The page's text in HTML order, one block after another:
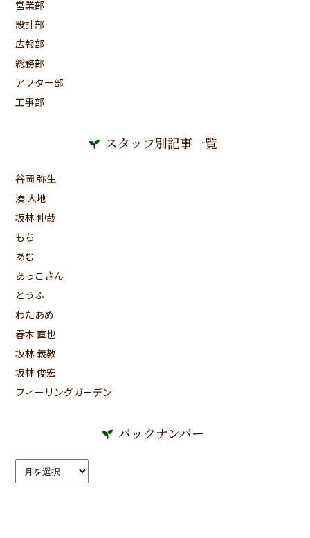
営業部
設計部
広報部
総務部
アフター部
工事部
スタッフ別記事一覧
谷岡 弥生
湊 大地
坂林 伸哉
もち
あむ
あっこさん
とうふ
わたあめ
春木 直也
坂林 義教
坂林 俊宏
フィーリングガーデン
バックナンバー